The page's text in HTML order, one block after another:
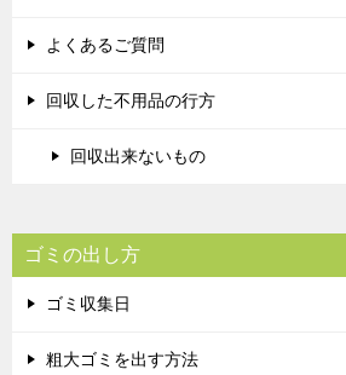
よくあるご質問
回収した不用品の行方
回収出来ないもの
ゴミの出し方
ゴミ収集日
粗大ゴミを出す方法